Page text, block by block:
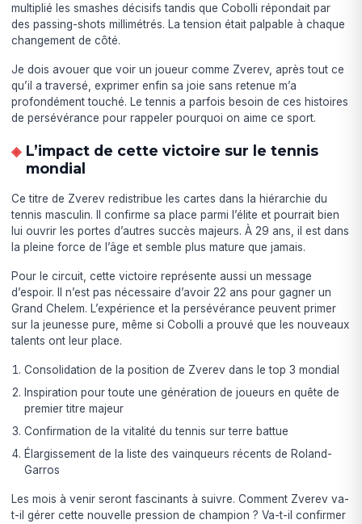
multiplié les smashes décisifs tandis que Cobolli répondait par
des passing-shots millimétrés. La tension était palpable à chaque
changement de côté.
Je dois avouer que voir un joueur comme Zverev, après tout ce
qu’il a traversé, exprimer enfin sa joie sans retenue m’a
profondément touché. Le tennis a parfois besoin de ces histoires
de persévérance pour rappeler pourquoi on aime ce sport.
L’impact de cette victoire sur le tennis
mondial
Ce titre de Zverev redistribue les cartes dans la hiérarchie du
tennis masculin. Il confirme sa place parmi l’élite et pourrait bien
lui ouvrir les portes d’autres succès majeurs. À 29 ans, il est dans
la pleine force de l’âge et semble plus mature que jamais.
Pour le circuit, cette victoire représente aussi un message
d’espoir. Il n’est pas nécessaire d’avoir 22 ans pour gagner un
Grand Chelem. L’expérience et la persévérance peuvent primer
sur la jeunesse pure, même si Cobolli a prouvé que les nouveaux
talents ont leur place.
Consolidation de la position de Zverev dans le top 3 mondial
Inspiration pour toute une génération de joueurs en quête de
premier titre majeur
Confirmation de la vitalité du tennis sur terre battue
Élargissement de la liste des vainqueurs récents de Roland-
Garros
Les mois à venir seront fascinants à suivre. Comment Zverev va-
t-il gérer cette nouvelle pression de champion ? Va-t-il confirmer